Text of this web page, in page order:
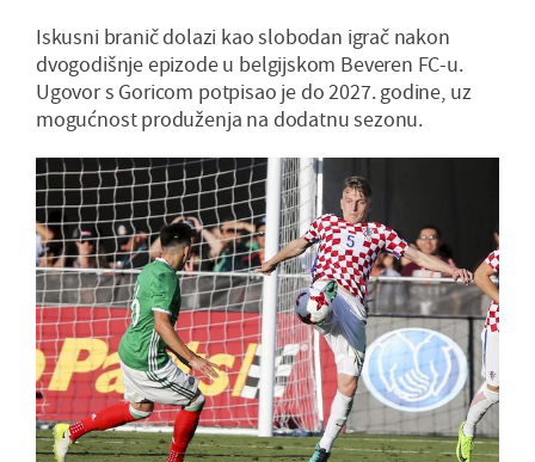
Iskusni branič dolazi kao slobodan igrač nakon
dvogodišnje epizode u belgijskom Beveren FC-u.
Ugovor s Goricom potpisao je do 2027. godine, uz
mogućnost produženja na dodatnu sezonu.